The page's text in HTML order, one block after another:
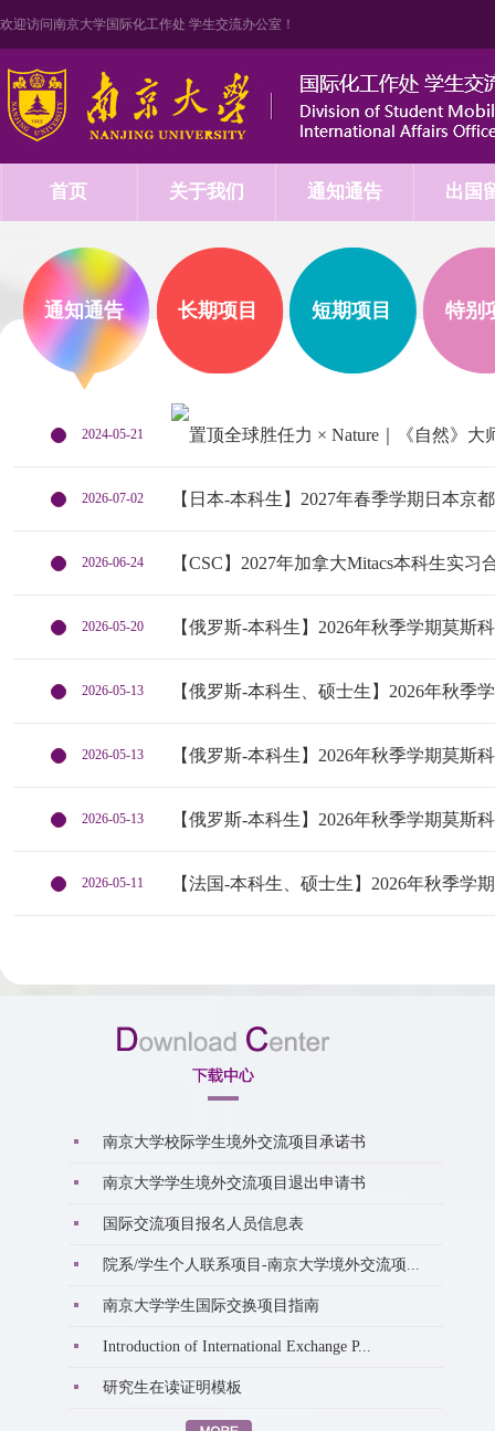
欢迎访问南京大学国际化工作处 学生交流办公室！
首页 关于我们 通知通告 出国
通知通告 长期项目 短期项目 特别
2024-05-21 全球胜任力 × Nature｜《自然》大
2026-07-02 【日本-本科生】2027年春季学期日本京
2026-06-24 【CSC】2027年加拿大Mitacs本科生实
2026-05-20 【俄罗斯-本科生】2026年秋季学期莫斯
2026-05-13 【俄罗斯-本科生、硕士生】2026年秋季
2026-05-13 【俄罗斯-本科生】2026年秋季学期莫斯
2026-05-13 【俄罗斯-本科生】2026年秋季学期莫斯
2026-05-11 【法国-本科生、硕士生】2026年秋季学
南京大学校际学生境外交流项目承诺书
南京大学学生境外交流项目退出申请书
国际交流项目报名人员信息表
院系/学生个人联系项目-南京大学境外交流项...
南京大学学生国际交换项目指南
Introduction of International Exchange P...
研究生在读证明模板